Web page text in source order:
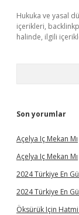
Hukuka ve yasal
içerikleri,
halinde, ilgili
Son yorumlar
Açelya Iç Mekan Mı
Açelya Iç Mekan Mı
2024 Türkiye En
2024 Türkiye En
Öksürük Için Hatmi